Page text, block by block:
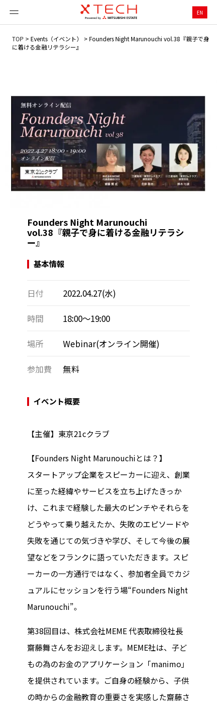
EN
TOP > Events（イベント） > Founders Night Marunouchi vol.38『親子で身
に着ける金融リテラシー』
Founders Night Marunouchi
vol.38『親子で身に着ける金融リテラシ
ー』
基本情報
日付 2022.04.27(水)
時間 18:00～19:00
場所 Webinar(オンライン開催)
参加費 無料
イベント概要
【主催】東京21cクラブ
【Founders Night Marunouchiとは？】
スタートアップ企業をスピーカーに迎え、創業
に至った経緯やサービスを立ち上げたきっか
け、これまで経験した最大のピンチやそれらを
どうやって乗り越えたか、失敗のエピソードや
失敗を通じての気づきや学び、そして今後の展
望などをフランクに語っていただきます。スピ
ーカーの一方通行ではなく、参加者全員でカジ
ュアルにセッションを行う場“Founders Night
Marunouchi”。
第38回目は、株式会社MEME 代表取締役社長
齋藤舞さんをお迎えします。MEME社は、子ど
もの為のお金のアプリケーション「manimo」
を提供されています。ご自身の経験から、子供
の時からの金融教育の重要さを実感した齋藤さ